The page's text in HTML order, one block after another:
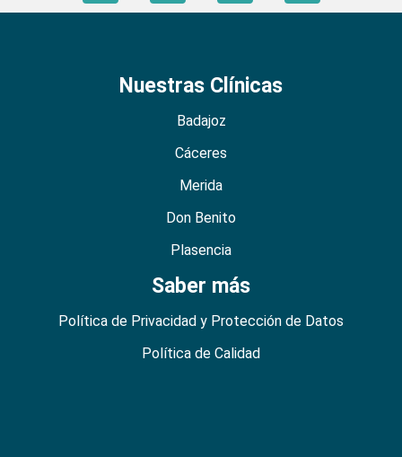
Nuestras Clínicas
Badajoz
Cáceres
Merida
Don Benito
Plasencia
Saber más
Política de Privacidad y Protección de Datos
Política de Calidad